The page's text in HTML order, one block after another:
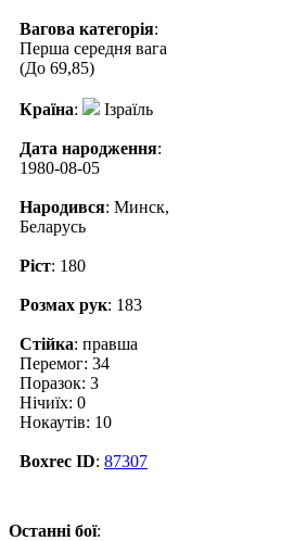
Вагова категорія:
Перша середня вага
(До 69,85)
Країна: Ізраїль
Дата народження:
1980-08-05
Народився: Минск,
Беларусь
Ріст: 180
Розмах рук: 183
Стійка: правша
Перемог: 34
Поразок: 3
Нічиїх: 0
Нокаутів: 10
Boxrec ID: 87307
Останні бої: